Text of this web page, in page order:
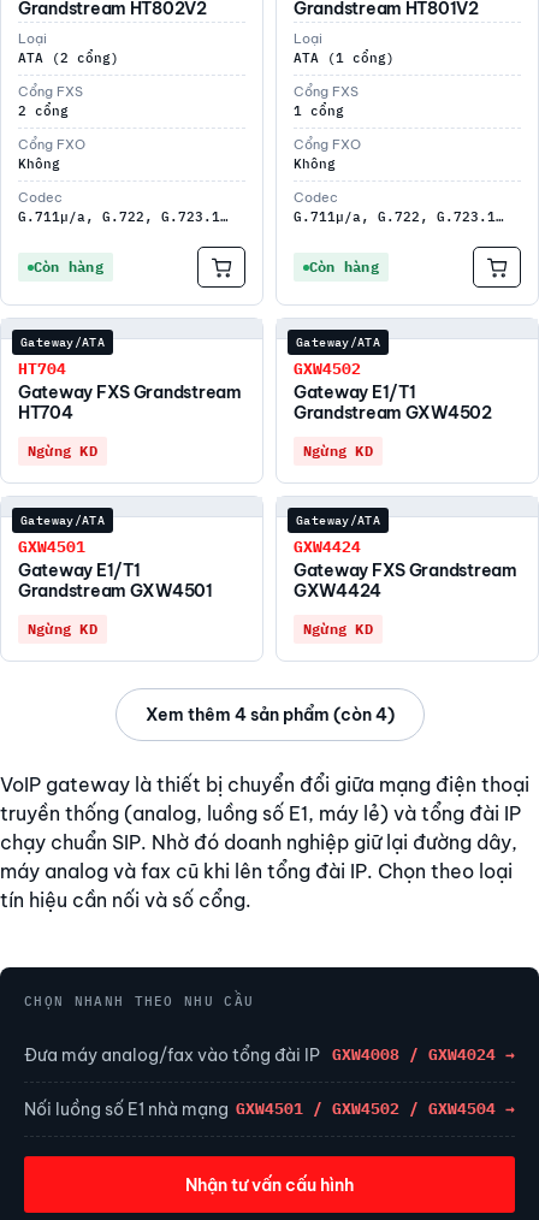
Gateway/ATA
HT704
Gateway FXS Grandstream
HT704
Ngừng KD
Gateway/ATA
GXW4502
Gateway E1/T1
Grandstream GXW4502
Ngừng KD
Gateway/ATA
GXW4501
Gateway E1/T1
Grandstream GXW4501
Ngừng KD
Grandstream HT802V2
Loại
ATA (2 cổng)
Cổng FXS
2 cổng
Cổng FXO
Không
Codec
G.711µ/a, G.722, G.723.1…
Còn hàng
Grandstream HT801V2
Loại
ATA (1 cổng)
Cổng FXS
1 cổng
Cổng FXO
Không
Codec
G.711µ/a, G.722, G.723.1…
Còn hàng
Gateway/ATA
GXW4424
Gateway FXS Grandstream
GXW4424
Ngừng KD
Xem thêm 4 sản phẩm (còn 4)
VoIP gateway là thiết bị chuyển đổi giữa mạng điện thoại
truyền thống (analog, luồng số E1, máy lẻ) và tổng đài IP
chạy chuẩn SIP. Nhờ đó doanh nghiệp giữ lại đường dây,
máy analog và fax cũ khi lên tổng đài IP. Chọn theo loại
tín hiệu cần nối và số cổng.
CHỌN NHANH THEO NHU CẦU
Đưa máy analog/fax vào tổng đài IP GXW4008 / GXW4024 →
Nối luồng số E1 nhà mạng GXW4501 / GXW4502 / GXW4504 →
Nhận tư vấn cấu hình